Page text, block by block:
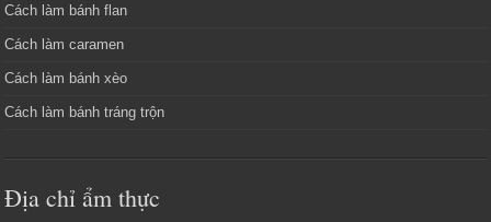
Cách làm bánh flan
Cách làm caramen
Cách làm bánh xèo
Cách làm bánh tráng trộn
Địa chỉ ẩm thực